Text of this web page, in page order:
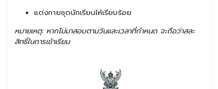
แต่งกายชุดนักเรียนให้เรียบร้อย
หมายเหตุ: หากไม่มาสอบตามวันและเวลาที่กำหนด จะถือว่าสละ
สิทธิ์ในการเข้าเรียน